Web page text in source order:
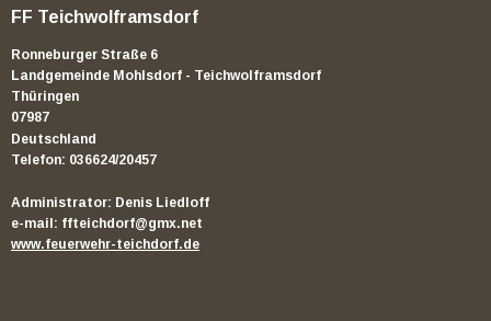
FF Teichwolframsdorf
Ronneburger Straße 6
Landgemeinde Mohlsdorf - Teichwolframsdorf
Thüringen
07987
Deutschland
Telefon: 036624/20457
Administrator: Denis Liedloff
e-mail: ffteichdorf@gmx.net
www.feuerwehr-teichdorf.de